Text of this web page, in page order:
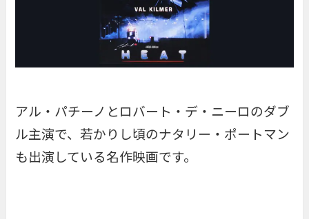
アル・パチーノとロバート・デ・ニーロのダブ
ル主演で、若かりし頃のナタリー・ポートマン
も出演している名作映画です。